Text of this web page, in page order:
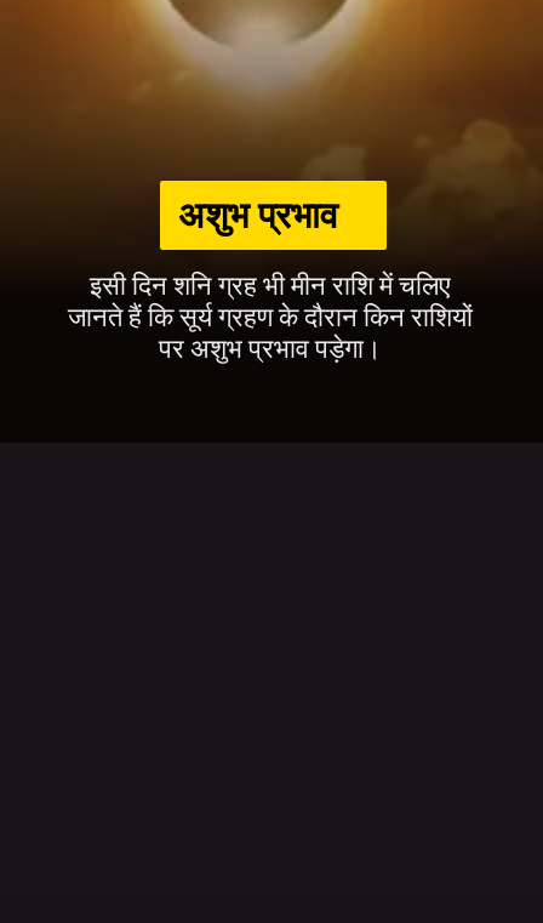
अशुभ प्रभाव
इसी दिन शनि ग्रह भी मीन राशि में चलिए
जानते हैं कि सूर्य ग्रहण के दौरान किन राशियों
पर अशुभ प्रभाव पड़ेगा।